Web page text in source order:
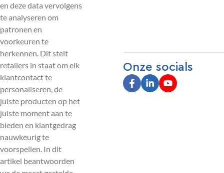
en deze data vervolgens
te analyseren om
patronen en
voorkeuren te
herkennen. Dit stelt
retailers in staat om elk
klantcontact te
personaliseren, de
juiste producten op het
juiste moment aan te
bieden en klantgedrag
nauwkeurig te
voorspellen. In dit
artikel beantwoorden
Onze socials